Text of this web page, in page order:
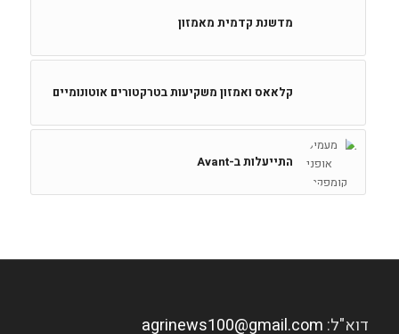
מדשנת קדמית מאמזון
קלאאס ואמזון משקיעות בטרקטורים אוטונומיים
התייעלות ב-Avant
דוא"ל: agrinews100@gmail.com